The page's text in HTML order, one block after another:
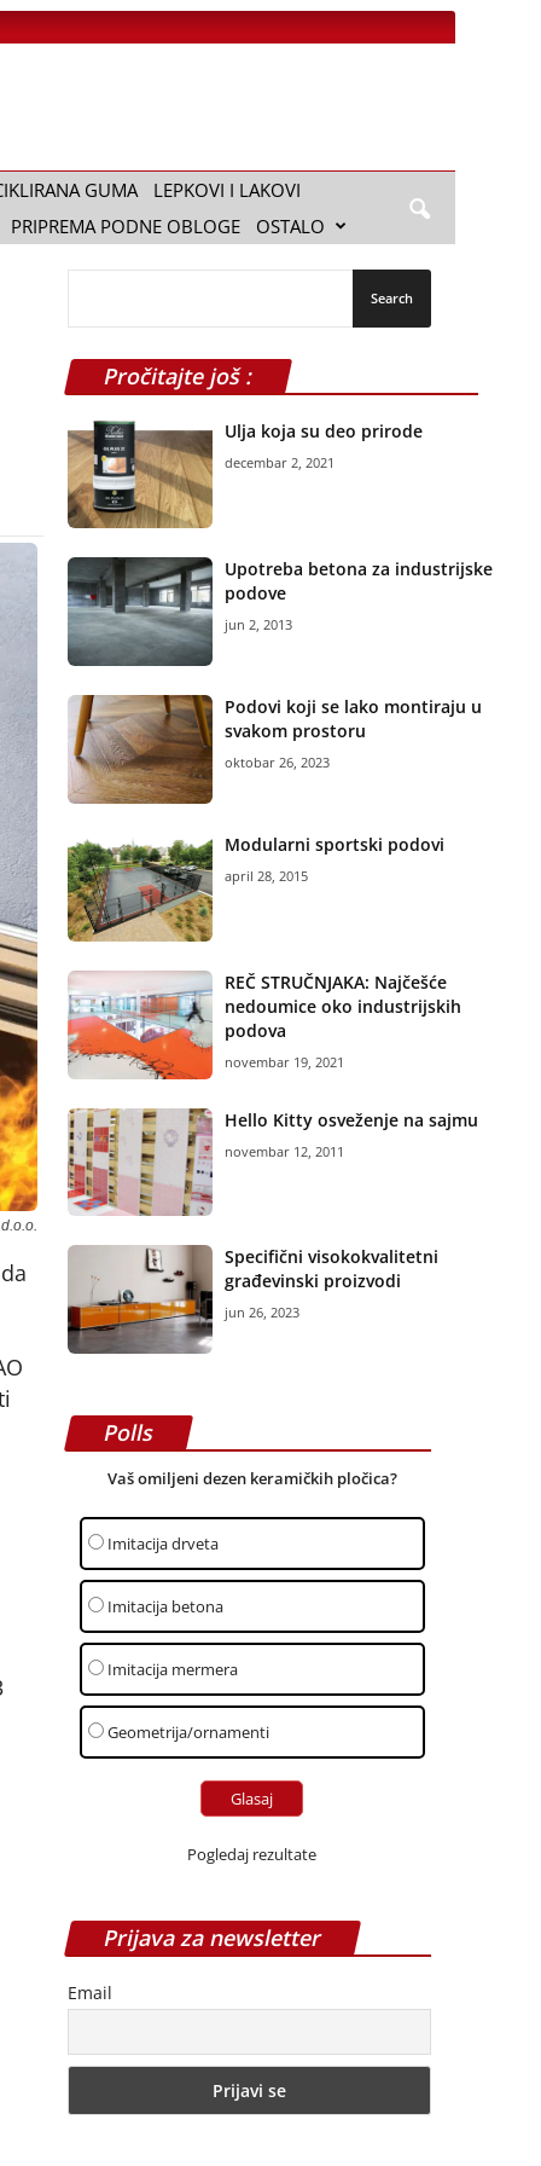
GUMA
LEPKOVI I LAKOVI
PRIPREMA PODNE OBLOGE
OSTALO
Pročitajte još :
Ulja koja su deo prirode
decembar 2, 2021
Upotreba betona za industrijske
podove
jun 2, 2013
Podovi koji se lako montiraju u
svakom prostoru
oktobar 26, 2023
Modularni sportski podovi
april 28, 2015
REČ STRUČNJAKA: Najčešće
nedoumice oko industrijskih
podova
novembar 19, 2021
Hello Kitty osveženje na sajmu
novembar 12, 2011
Specifični visokokvalitetni
građevinski proizvodi
jun 26, 2023
Polls
Vaš omiljeni dezen keramičkih pločica?
Imitacija drveta
Imitacija betona
Imitacija mermera
Geometrija/ornamenti
Pogledaj rezultate
Prijava za newsletter
Email